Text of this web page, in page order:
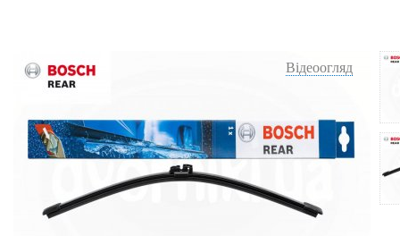
Відеоогляд